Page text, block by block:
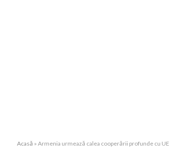
Acasă » Armenia urmează calea cooperării profunde cu UE